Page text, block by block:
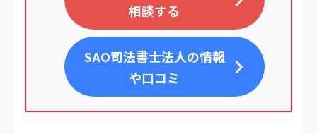
相談する
SAO司法書士法人の情報
や口コミ